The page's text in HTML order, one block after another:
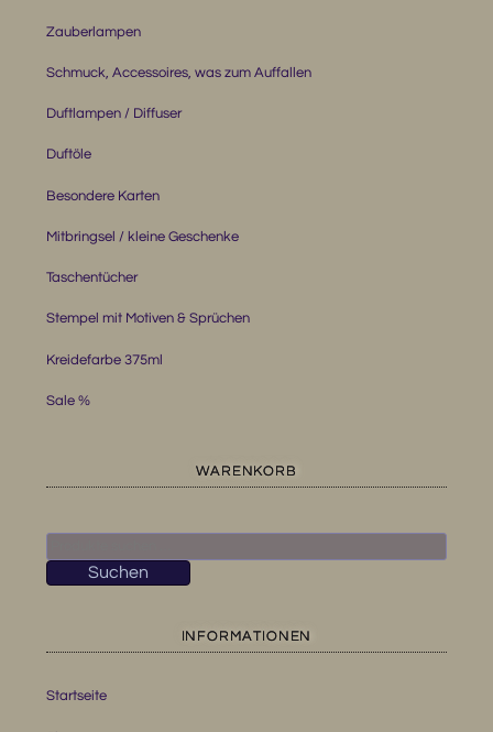
Zauberlampen
Schmuck, Accessoires, was zum Auffallen
Duftlampen / Diffuser
Duftöle
Besondere Karten
Mitbringsel / kleine Geschenke
Taschentücher
Stempel mit Motiven & Sprüchen
Kreidefarbe 375ml
Sale %
WARENKORB
Suchen